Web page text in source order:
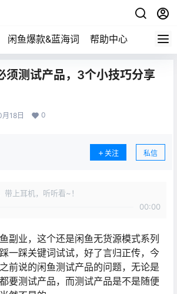
闲鱼爆款&蓝海词 帮助中心
须测试产品，3个小技巧分享
18日 0
关注 私信
带上耳机，听听看~！
00:00
副业，这个还是闲鱼无货源模式系列
一踩关键词试试，好了言归正传，今
前说的闲鱼测试产品的问题，无论是
要测试产品，而测试产品是不是随便